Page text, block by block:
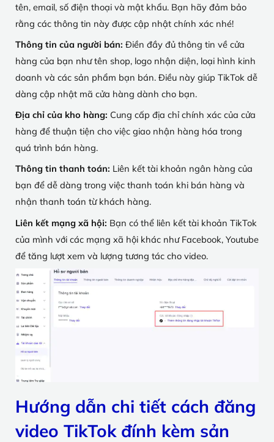
tên, email, số điện thoại và mật khẩu. Bạn hãy đảm bảo
rằng các thông tin này được cập nhật chính xác nhé!
Thông tin của người bán: Điền đầy đủ thông tin về cửa
hàng của bạn như tên shop, logo nhận diện, loại hình kinh
doanh và các sản phẩm bạn bán. Điều này giúp TikTok dễ
dàng cập nhật mã cửa hàng dành cho bạn.
Địa chỉ của kho hàng: Cung cấp địa chỉ chính xác của cửa
hàng để thuận tiện cho việc giao nhận hàng hóa trong
quá trình bán hàng.
Thông tin thanh toán: Liên kết tài khoản ngân hàng của
bạn để dễ dàng trong việc thanh toán khi bán hàng và
nhận thanh toán từ khách hàng.
Liên kết mạng xã hội: Bạn có thể liên kết tài khoản TikTok
của mình với các mạng xã hội khác như Facebook, Youtube
để tăng lượt xem và lượng tương tác cho video.
Hướng dẫn chi tiết cách đăng
video TikTok đính kèm sản